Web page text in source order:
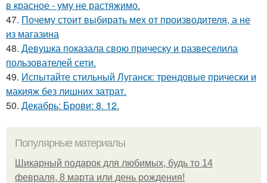
в красное - уму не растяжимо.
47. Почему стоит выбирать мех от производителя, а не
из магазина
48. Девушка показала свою прическу и развеселила
пользователей сети.
49. Испытайте стильный Луганск: трендовые прически и
макияж без лишних затрат.
50. Декабрь: Брови: 8. 12.
Популярные материалы
Шикарный подарок для любимых, будь то 14
февраля, 8 марта или день рождения!